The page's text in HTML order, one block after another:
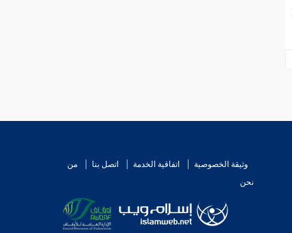
وثيقة الخصوصية اتفاقية الخدمة اتصل بنا
من
نحن